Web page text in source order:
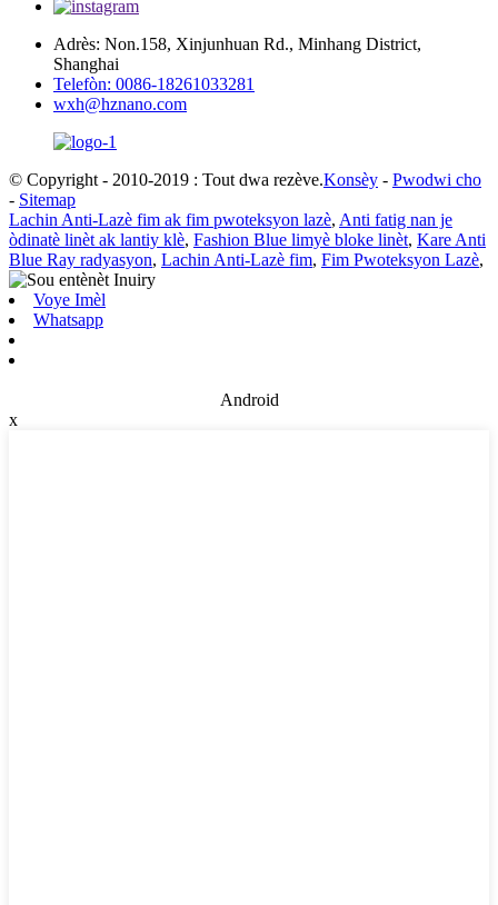
Adrès: Non.158, Xinjunhuan Rd., Minhang District,
Shanghai
Telefòn: 0086-18261033281
wxh@hznano.com
© Copyright - 2010-2019 : Tout dwa rezève.Konsèy - Pwodwi cho
- Sitemap
Lachin Anti-Lazè fim ak fim pwoteksyon lazè, Anti fatig nan je
òdinatè linèt ak lantiy klè, Fashion Blue limyè bloke linèt, Kare Anti
Blue Ray radyasyon, Lachin Anti-Lazè fim, Fim Pwoteksyon Lazè,
Voye Imèl
Whatsapp
Android
x